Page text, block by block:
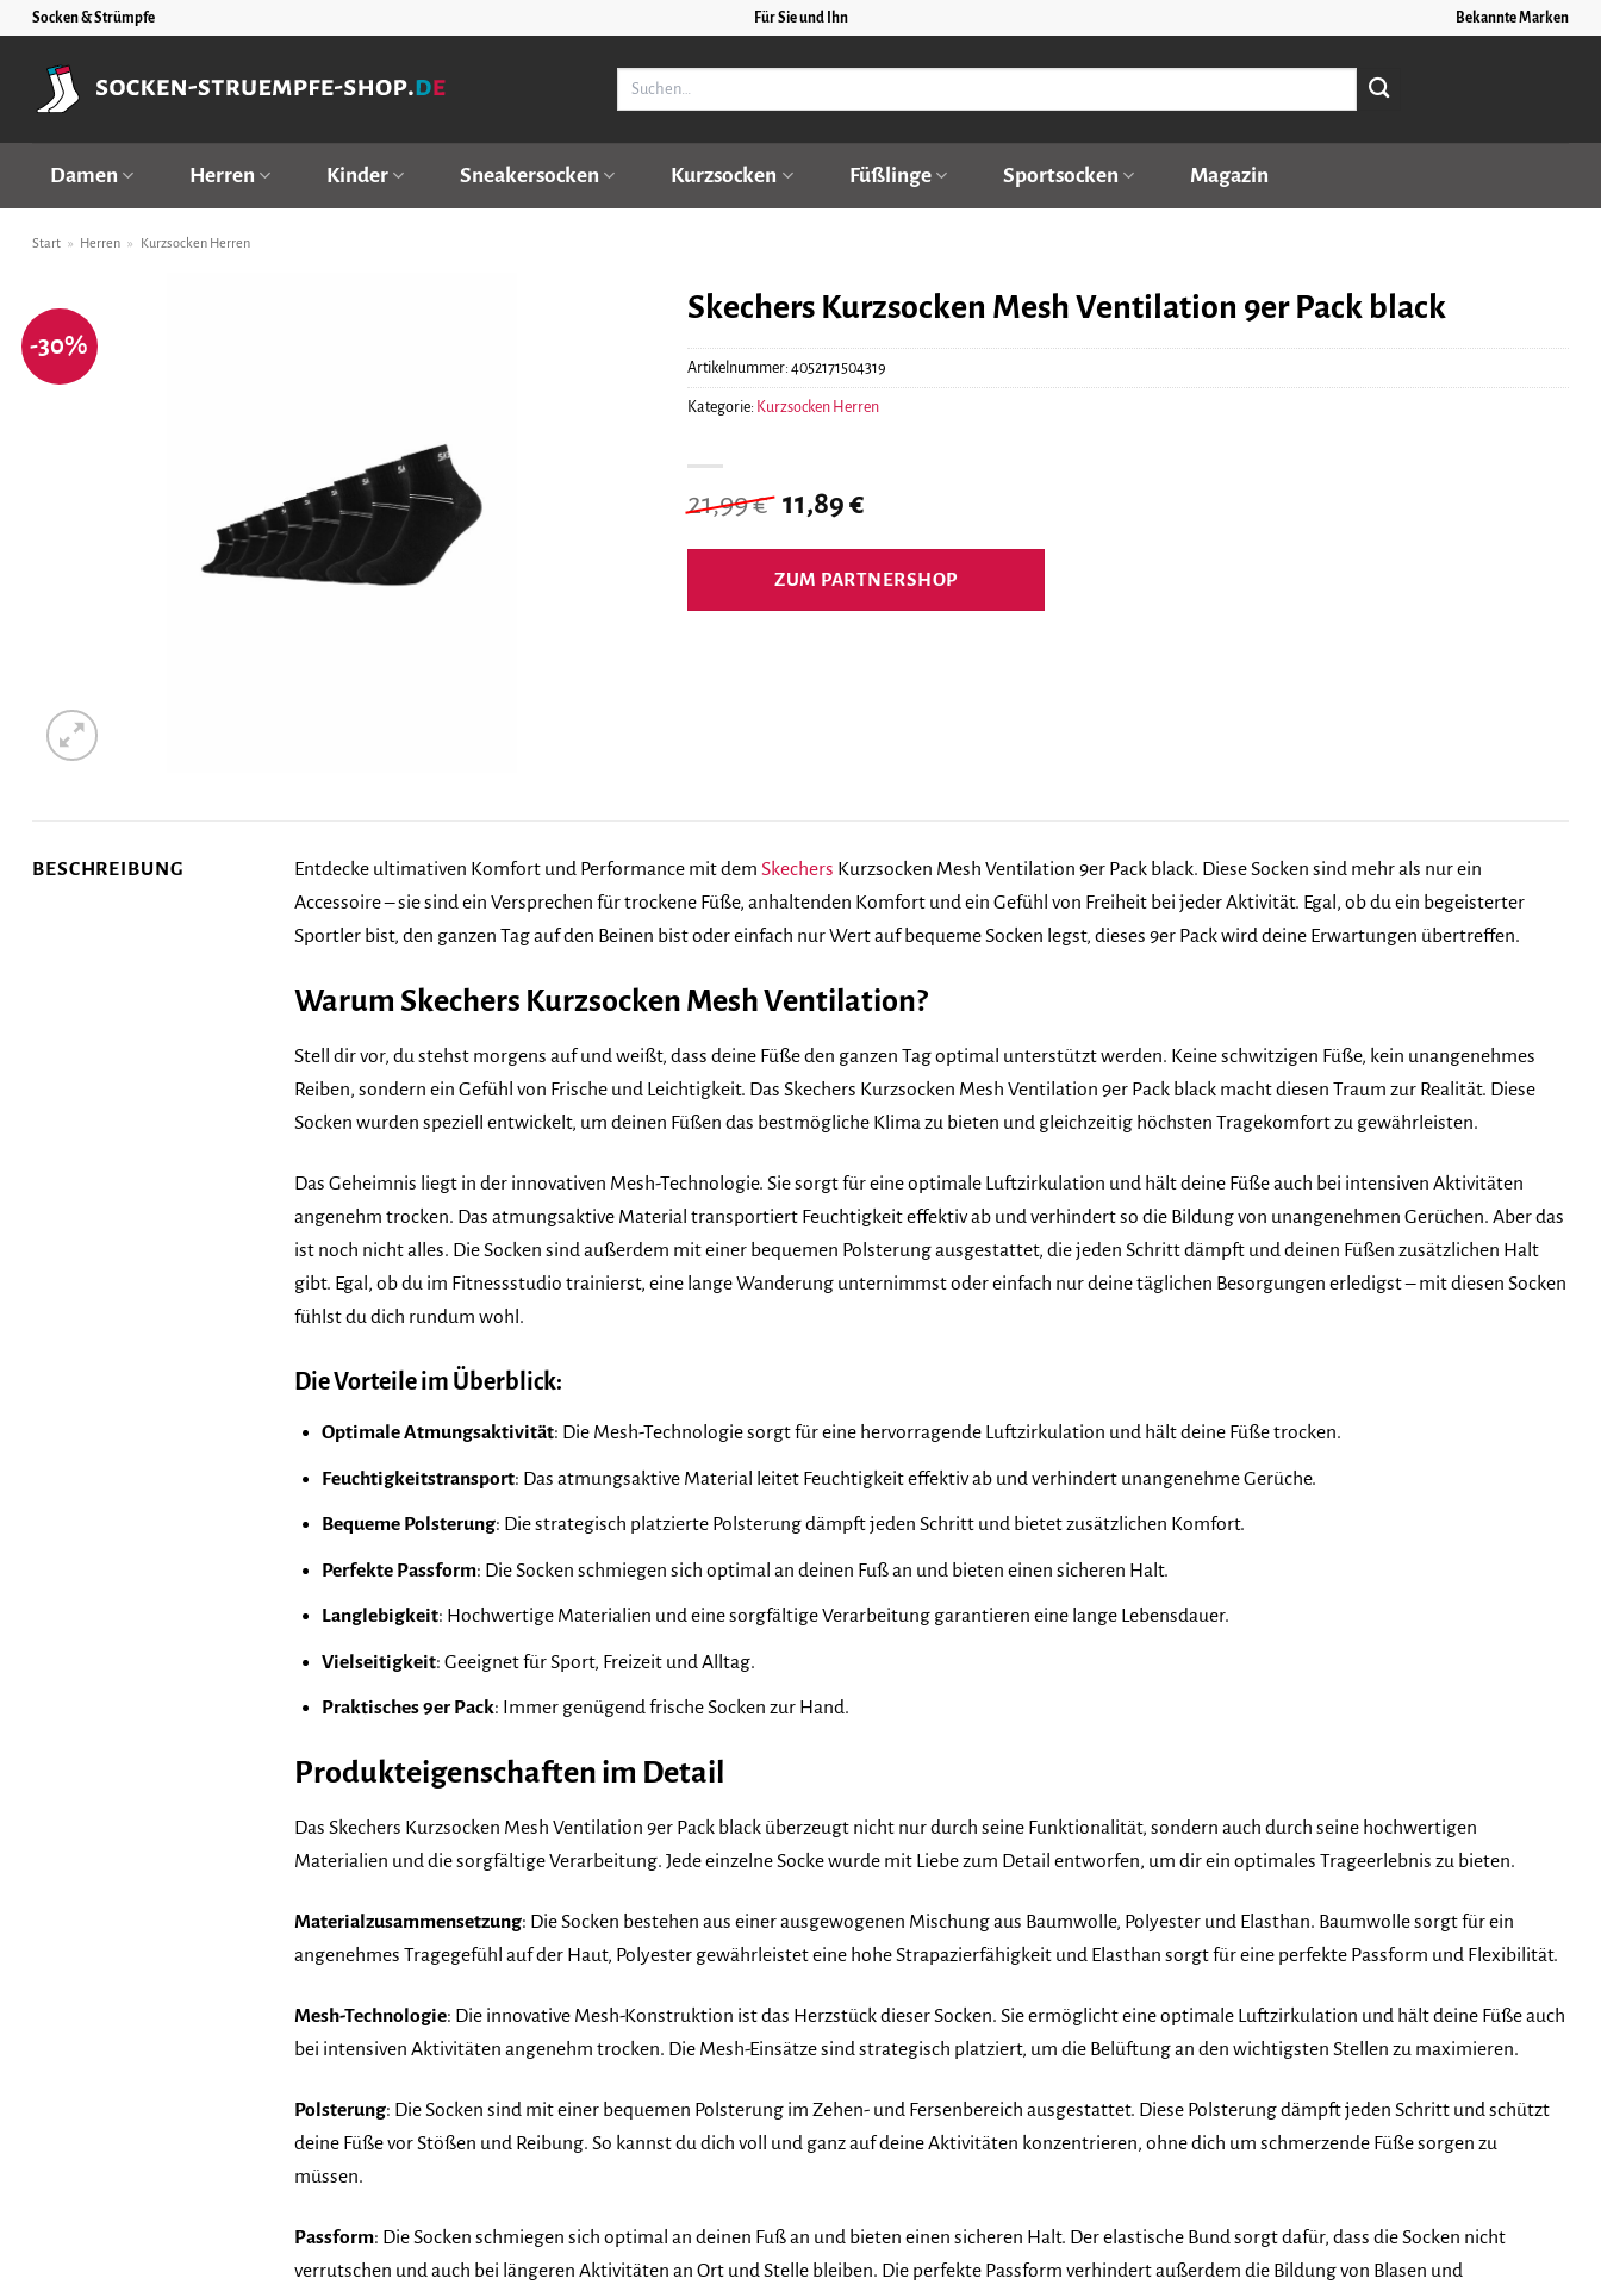
Zum
springen
Socken & Strümpfe Für Sie und Ihn Bekannte Marken
Suchen
Damen Herren Kinder Sneakersocken Kurzsocken Füßlinge Sportsocken Magazin
Start » Herren » Kurzsocken Herren
-30%
Skechers Kurzsocken Mesh Ventilation 9er Pack black
21,99€ Ursprünglicher
war:
21,99 €
11,89€Aktueller
ist:
11,89 €.
ZUM PARTNERSHOP
Artikelnummer: 4052171504319
Kategorie: Kurzsocken Herren
BESCHREIBUNG Entdecke ultimativen Komfort und Performance mit dem Skechers Kurzsocken Mesh Ventilation 9er Pack black. Diese Socken sind mehr als nur ein
Accessoire – sie sind ein Versprechen für trockene Füße, anhaltenden Komfort und ein Gefühl von Freiheit bei jeder Aktivität. Egal, ob du ein begeisterter
Sportler bist, den ganzen Tag auf den Beinen bist oder einfach nur Wert auf bequeme Socken legst, dieses 9er Pack wird deine Erwartungen übertreffen.
Warum Skechers Kurzsocken Mesh Ventilation?
Stell dir vor, du stehst morgens auf und weißt, dass deine Füße den ganzen Tag optimal unterstützt werden. Keine schwitzigen Füße, kein unangenehmes
Reiben, sondern ein Gefühl von Frische und Leichtigkeit. Das Skechers Kurzsocken Mesh Ventilation 9er Pack black macht diesen Traum zur Realität. Diese
Socken wurden speziell entwickelt, um deinen Füßen das bestmögliche Klima zu bieten und gleichzeitig höchsten Tragekomfort zu gewährleisten.
Das Geheimnis liegt in der innovativen Mesh-Technologie. Sie sorgt für eine optimale Luftzirkulation und hält deine Füße auch bei intensiven Aktivitäten
angenehm trocken. Das atmungsaktive Material transportiert Feuchtigkeit effektiv ab und verhindert so die Bildung von unangenehmen Gerüchen. Aber das
ist noch nicht alles. Die Socken sind außerdem mit einer bequemen Polsterung ausgestattet, die jeden Schritt dämpft und deinen Füßen zusätzlichen Halt
gibt. Egal, ob du im Fitnessstudio trainierst, eine lange Wanderung unternimmst oder einfach nur deine täglichen Besorgungen erledigst – mit diesen Socken
fühlst du dich rundum wohl.
Die Vorteile im Überblick:
Optimale Atmungsaktivität: Die Mesh-Technologie sorgt für eine hervorragende Luftzirkulation und hält deine Füße trocken.
Feuchtigkeitstransport: Das atmungsaktive Material leitet Feuchtigkeit effektiv ab und verhindert unangenehme Gerüche.
Bequeme Polsterung: Die strategisch platzierte Polsterung dämpft jeden Schritt und bietet zusätzlichen Komfort.
Perfekte Passform: Die Socken schmiegen sich optimal an deinen Fuß an und bieten einen sicheren Halt.
Langlebigkeit: Hochwertige Materialien und eine sorgfältige Verarbeitung garantieren eine lange Lebensdauer.
Vielseitigkeit: Geeignet für Sport, Freizeit und Alltag.
Praktisches 9er Pack: Immer genügend frische Socken zur Hand.
Produkteigenschaften im Detail
Das Skechers Kurzsocken Mesh Ventilation 9er Pack black überzeugt nicht nur durch seine Funktionalität, sondern auch durch seine hochwertigen
Materialien und die sorgfältige Verarbeitung. Jede einzelne Socke wurde mit Liebe zum Detail entworfen, um dir ein optimales Trageerlebnis zu bieten.
Materialzusammensetzung: Die Socken bestehen aus einer ausgewogenen Mischung aus Baumwolle, Polyester und Elasthan. Baumwolle sorgt für ein
angenehmes Tragegefühl auf der Haut, Polyester gewährleistet eine hohe Strapazierfähigkeit und Elasthan sorgt für eine perfekte Passform und Flexibilität.
Mesh-Technologie: Die innovative Mesh-Konstruktion ist das Herzstück dieser Socken. Sie ermöglicht eine optimale Luftzirkulation und hält deine Füße auch
bei intensiven Aktivitäten angenehm trocken. Die Mesh-Einsätze sind strategisch platziert, um die Belüftung an den wichtigsten Stellen zu maximieren.
Polsterung: Die Socken sind mit einer bequemen Polsterung im Zehen- und Fersenbereich ausgestattet. Diese Polsterung dämpft jeden Schritt und schützt
deine Füße vor Stößen und Reibung. So kannst du dich voll und ganz auf deine Aktivitäten konzentrieren, ohne dich um schmerzende Füße sorgen zu
müssen.
Passform: Die Socken schmiegen sich optimal an deinen Fuß an und bieten einen sicheren Halt. Der elastische Bund sorgt dafür, dass die Socken nicht
verrutschen und auch bei längeren Aktivitäten an Ort und Stelle bleiben. Die perfekte Passform verhindert außerdem die Bildung von Blasen und